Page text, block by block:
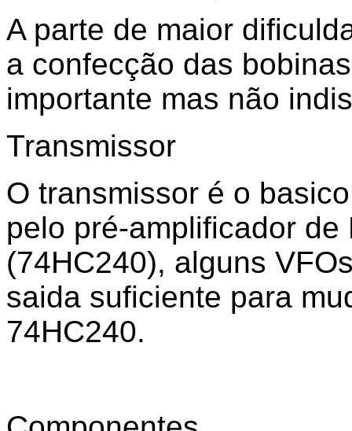
A parte de maior
a confecção das
importante mas não
Transmissor
O transmissor é o
pelo pré-amplificador
(74HC240), alguns
saida suficiente para
74HC240.